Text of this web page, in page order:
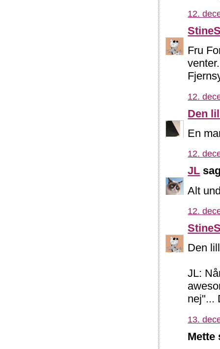
12.
Fru
12.
Den
En
12.
JL
Alt
12.
Den
JL:
nej"...
13.
Mette